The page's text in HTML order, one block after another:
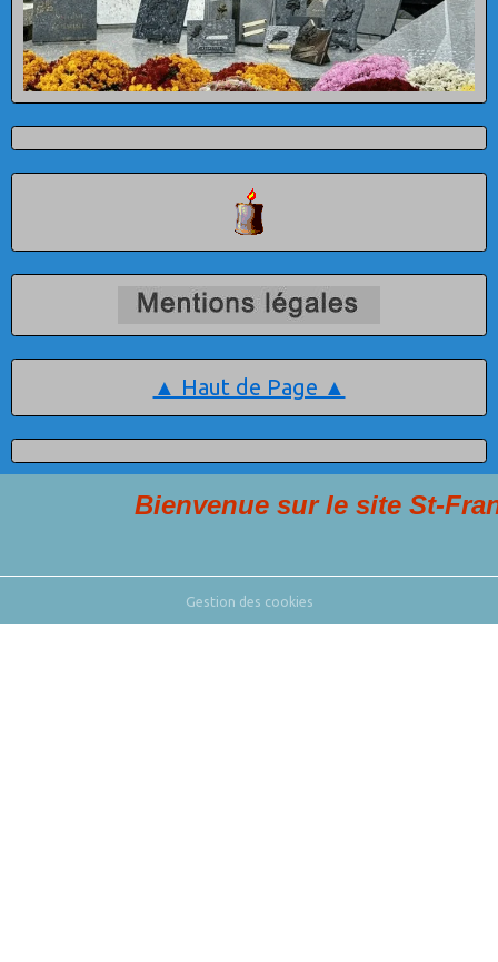
▲ Haut de Page ▲
Bienvenue sur le site St-François
Gestion des cookies